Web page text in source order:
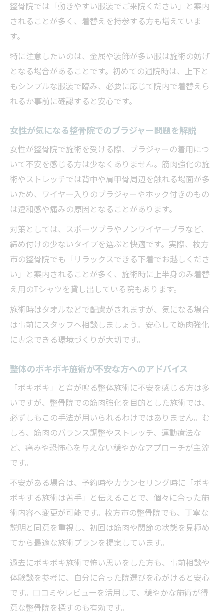
整骨院では「動きやすい服装でご来院ください」と案内
されることが多く、着替えを持参する方も増えていま
す。
特に注意したいのは、金属や装飾が多い服は施術の妨げ
となる場合があることです。初めての通院時は、上下と
もシンプルな服装で臨み、必要に応じて院内で着替えら
れるか事前に確認すると安心です。
女性が気になる整骨院でのブラジャー問題を解説
女性が整骨院で施術を受ける際、ブラジャーの着用につ
いて不安を感じる方は少なくありません。筋肉強化の施
術やストレッチでは背中や肩甲骨周辺を触れる場面が多
いため、ワイヤー入りのブラジャーやホック付きのもの
は違和感や痛みの原因となることがあります。
対策としては、スポーツブラやノンワイヤーブラなど、
締め付けの少ないタイプを選ぶと快適です。実際、枚方
市の整骨院でも「リラックスできる下着でお越しくださ
い」と案内されることが多く、施術時に上半身のみ着替
え用のTシャツを貸し出している院もあります。
施術時はタオルなどで配慮がされますが、気になる場合
は事前にスタッフへ相談しましょう。安心して筋肉強化
に専念できる環境づくりが大切です。
整体のボキボキ施術が不安な方へのアドバイス
「ボキボキ」と音が鳴る整体施術に不安を感じる方は多
いですが、整骨院での筋肉強化を目的とした施術では、
必ずしもこの手法が用いられるわけではありません。む
しろ、筋肉のバランス調整やストレッチ、運動療法な
ど、痛みや恐怖心を与えない穏やかなアプローチが主流
です。
不安がある場合は、予約時やカウンセリング時に「ボキ
ボキする施術は苦手」と伝えることで、個々に合った施
術内容へ変更が可能です。枚方市の整骨院でも、丁寧な
説明と同意を重視し、初回は筋肉や関節の状態を見極め
てから最適な施術プランを提案しています。
過去にボキボキ施術で怖い思いをした方も、事前相談や
体験談を参考に、自分に合った院選びを心がけると安心
です。口コミやレビューを活用して、穏やかな施術が得
意な整骨院を探すのも有効です。